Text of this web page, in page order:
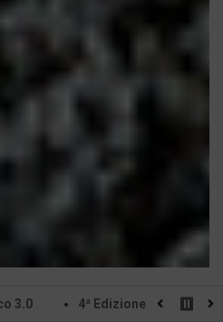
della Fiera Internazionale